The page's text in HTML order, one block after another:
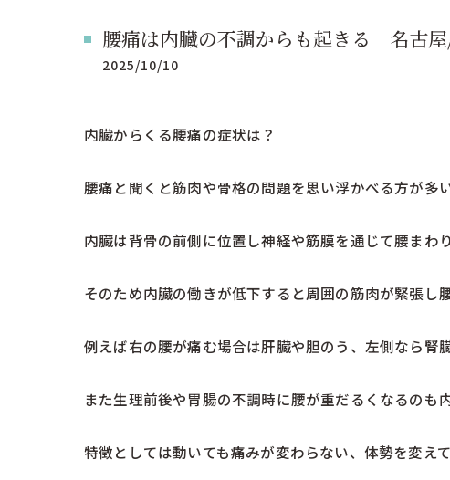
腰痛は内臓の不調からも起きる 名古
2025/10/10
内臓からくる腰痛の症状は？
腰痛と聞くと筋肉や骨格の問題を思い浮かべる方が多
内臓は背骨の前側に位置し神経や筋膜を通じて腰まわ
そのため内臓の働きが低下すると周囲の筋肉が緊張し
例えば右の腰が痛む場合は肝臓や胆のう、左側なら腎
また生理前後や胃腸の不調時に腰が重だるくなるのも
特徴としては動いても痛みが変わらない、体勢を変え